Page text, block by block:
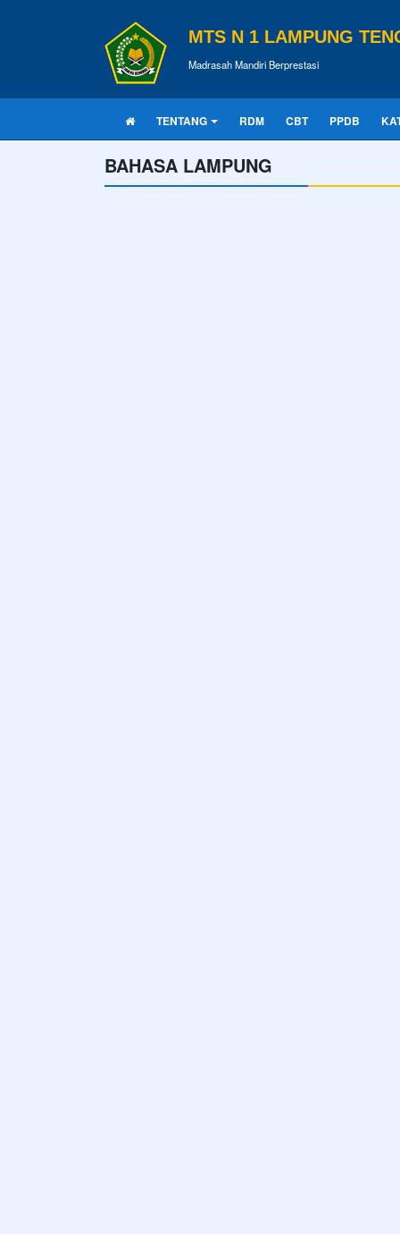
MTS N 1 LAMPUNG
Madrasah Mandiri Berprestasi
TENTANG RDM CBT PPDB
BAHASA LAMPUNG